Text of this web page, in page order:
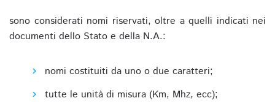
sono considerati nomi riservati, oltre a quelli indicati nei
documenti dello Stato e della N.A.:
nomi costituiti da uno o due caratteri;
tutte le unità di misura (Km, Mhz, ecc);